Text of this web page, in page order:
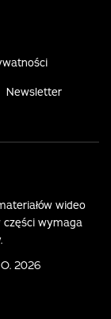
on Rss
Newsletter
wideo
części wymaga
2026